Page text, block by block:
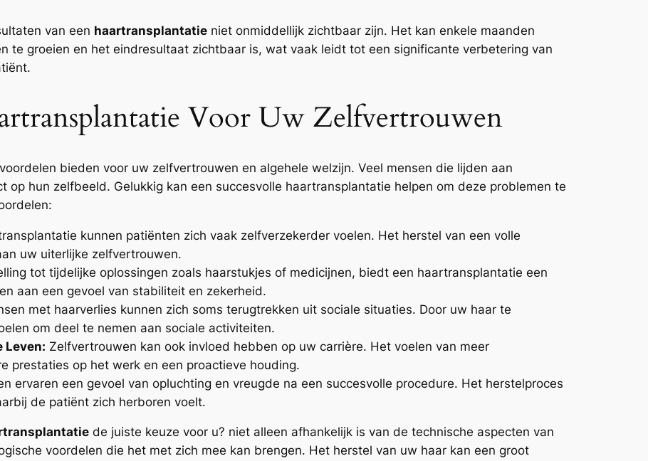
van een haartransplantatie niet onmiddellijk zichtbaar zijn. Het kan enkele maanden
te groeien en het eindresultaat zichtbaar is, wat vaak leidt tot een significante verbetering van
Voor Uw Zelfvertrouwen
bieden voor uw zelfvertrouwen en algehele welzijn. Veel mensen die lijden aan
op hun zelfbeeld. Gelukkig kan een succesvolle haartransplantatie helpen om deze problemen te
kunnen patiënten zich vaak zelfverzekerder voelen. Het herstel van een volle
uw uiterlijke zelfvertrouwen.
tot tijdelijke oplossingen zoals haarstukjes of medicijnen, biedt een haartransplantatie een
aan een gevoel van stabiliteit en zekerheid.
met haarverlies kunnen zich soms terugtrekken uit sociale situaties. Door uw haar te
om deel te nemen aan sociale activiteiten.
Leven: Zelfvertrouwen kan ook invloed hebben op uw carrière. Het voelen van meer
prestaties op het werk en een proactieve houding.
ervaren een gevoel van opluchting en vreugde na een succesvolle procedure. Het herstelproces
de patiënt zich herboren voelt.
de juiste keuze voor u? niet alleen afhankelijk is van de technische aspecten van
voordelen die het met zich mee kan brengen. Het herstel van uw haar kan een groot